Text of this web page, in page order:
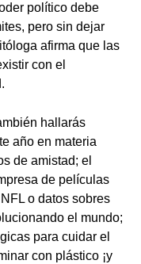
político debe
pero sin dejar
afirma que las
con el
hallarás
año en materia
de amistad; el
de películas
o datos sobres
el mundo;
para cuidar el
con plástico ¡y